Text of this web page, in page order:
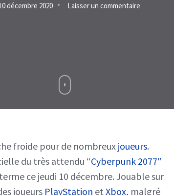
décembre 2020 Laisser un commentairesur
jour
de
sa
sortie
froide pour de nombreuxjoueurs.
du très attendu “Cyberpunk 2077″
ce jeudi 10 décembre. Jouable sur
joueurs PlayStation etXbox, malgré